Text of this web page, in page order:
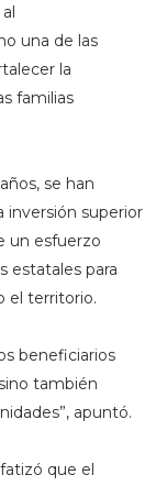
una de las
la
familias
se han
inversión superior
un esfuerzo
estatales para
el territorio.
beneficiarios
también
apuntó.
que el